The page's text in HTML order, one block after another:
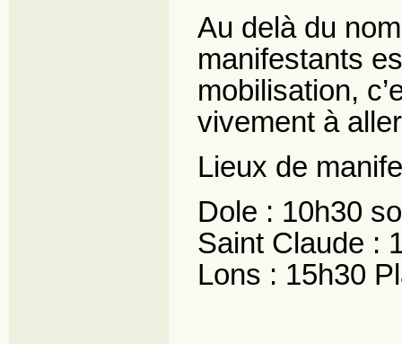
Au delà du
manifestants
mobilisation,
vivement à
Lieux de
Dole : 10h30
Saint Claude :
Lons : 15h30